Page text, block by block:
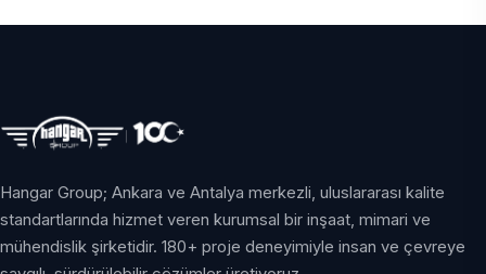
Hangar Group; Ankara ve Antalya merkezli, uluslararası kalite
standartlarında hizmet veren kurumsal bir inşaat, mimari ve
mühendislik şirketidir. 180+ proje deneyimiyle insan ve çevreye